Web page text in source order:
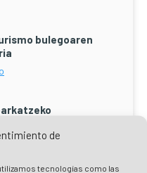
de
tecnologías como las
bulegoaren